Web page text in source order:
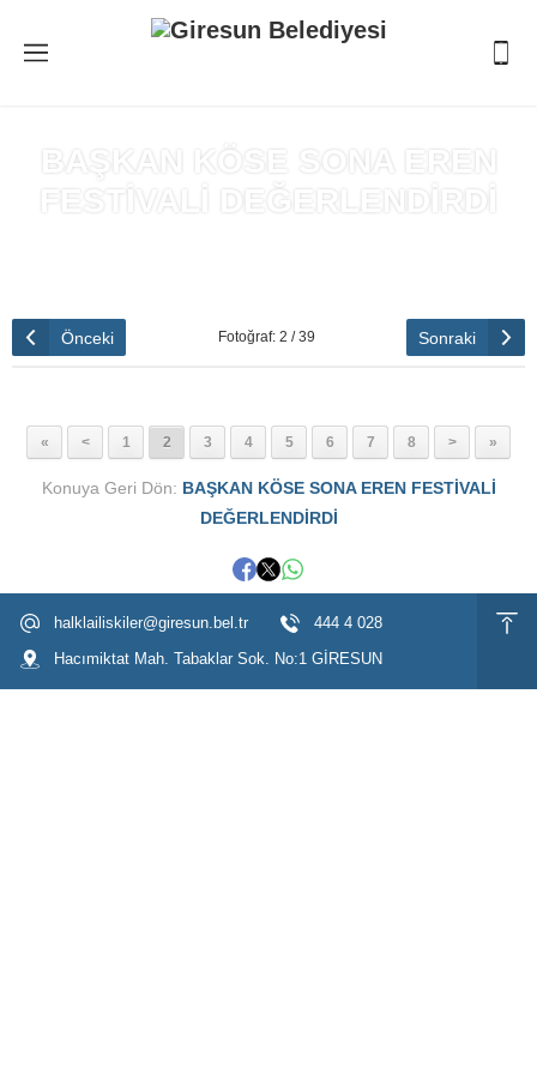
BAŞKAN KÖSE SONA EREN
FESTİVALİ DEĞERLENDİRDİ
Önceki Fotoğraf: 2 / 39 Sonraki
« < 1 2 3 4 5 6 7 8 > »
Konuya Geri Dön: BAŞKAN KÖSE SONA EREN FESTİVALİ
DEĞERLENDİRDİ
halklailiskiler@giresun.bel.tr
444 4 028
Hacımiktat Mah. Tabaklar Sok. No:1 GİRESUN